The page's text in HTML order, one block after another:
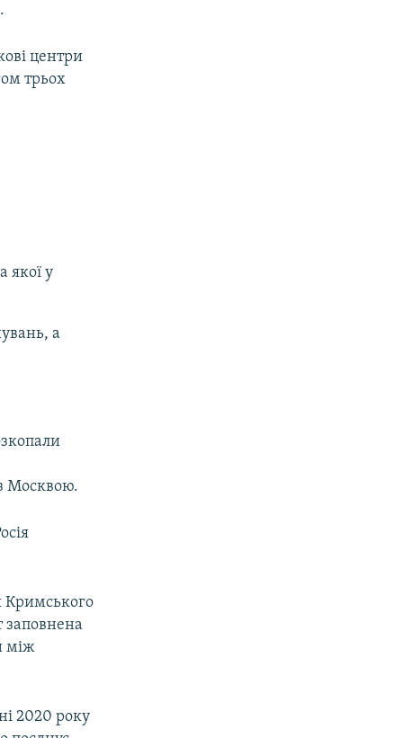
центри
трьох
якої у
а
Москвою.
Кримського
заповнена
між
2020 року